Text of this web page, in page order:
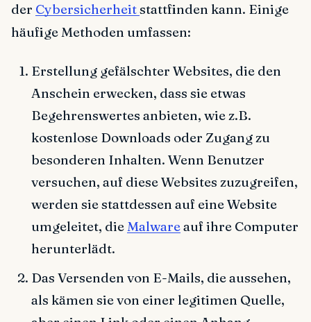
der Cybersicherheitstattfinden kann. Einige
häufige Methoden umfassen:
Erstellung gefälschter Websites, die den
Anschein erwecken, dass sie etwas
Begehrenswertes anbieten, wie z.B.
kostenlose Downloads oder Zugang zu
besonderen Inhalten. Wenn Benutzer
versuchen, auf diese Websites zuzugreifen,
werden sie stattdessen auf eine Website
umgeleitet, dieMalwareauf ihre Computer
herunterlädt.
Das Versenden von E-Mails, die aussehen,
als kämen sie von einer legitimen Quelle,